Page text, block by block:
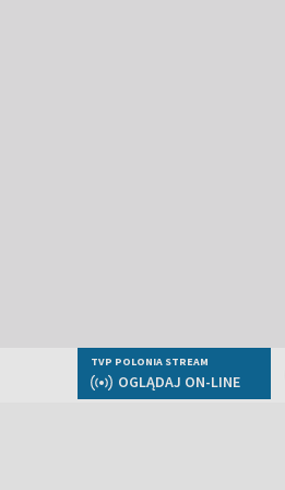
TVP POLONIA STREAM
OGLĄDAJ ON-LINE